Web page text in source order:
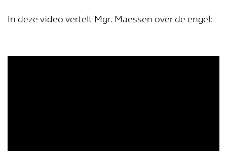
In deze video vertelt Mgr. Maessen over de engel: